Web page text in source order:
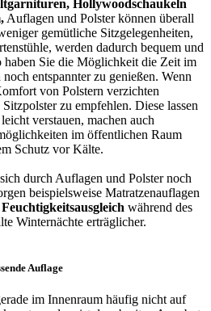
Hollywoodschaukeln
Auflagen und Polster können überall
gemütliche Sitzgelegenheiten,
werden dadurch bequem und
haben Sie die Möglichkeit die Zeit im
entspannter zu genießen. Wenn
von Polstern verzichten
zu empfehlen. Diese lassen
verstauen, machen auch
im öffentlichen Raum
Schutz vor Kälte.
durch Auflagen und Polster noch
beispielsweise Matratzenauflagen
während des
Winternächte erträglicher.
Auflage
im Innenraum häufig nicht auf